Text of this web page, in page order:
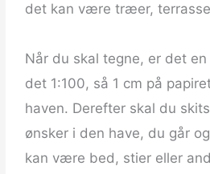
det kan være træer,
Når du skal tegne, er det
det 1:100, så 1 cm på
haven. Derefter skal du
ønsker i den have, du går
kan være bed, stier eller